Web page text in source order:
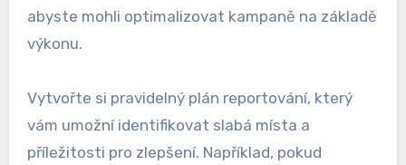
abyste mohli optimalizovat kampaně na základě
výkonu.
Vytvořte si pravidelný plán reportování, který
vám umožní identifikovat slabá místa a
příležitosti pro zlepšení. Například, pokud